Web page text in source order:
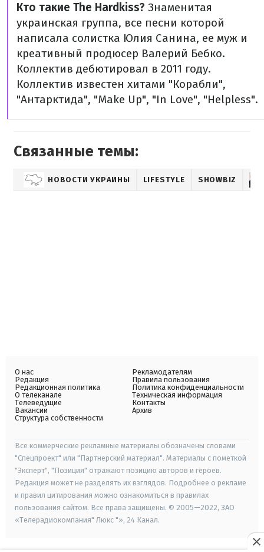
Кто такие The Hardkiss? Знаменитая
украинская группа, все песни которой
написала солистка Юлия Санина, ее муж и
креативный продюсер Валерий Бебко.
Коллектив дебютировал в 2011 году.
Коллектив известен хитами "Корабли",
"Антарктида", "Make Up", "In Love", "Helpless".
Связанные темы:
НОВОСТИ УКРАИНЫ LIFESTYLE SHOWBIZ
О нас
Редакция
Редакционная политика
О телеканале
Телеведущие
Вакансии
Структура собственности
Рекламодателям
Правила пользования
Политика конфиденциальности
Техническая информация
Контакты
Архив
Все коммерческие рекламные материалы обозначены словами
"Спецпроект" или "Партнерский материал". Материалы с пометкой
"Эксперт", "Позиция" отражают позицию авторов и героев.
Редакция может не разделять их взглядов. Подробнее о рекламе
и правил цитирования можно ознакомиться в правилах
пользования сайтом. Все права защищены. © 2005—2022, ЗАО
«Телерадиокомпания" Люкс "», 24 Канал.